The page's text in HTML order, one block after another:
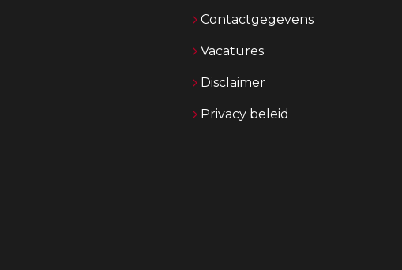
Contactgegevens
Vacatures
Disclaimer
Privacy beleid